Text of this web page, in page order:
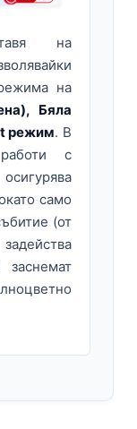
на
на
Бяла
режим. В
с
само
(от